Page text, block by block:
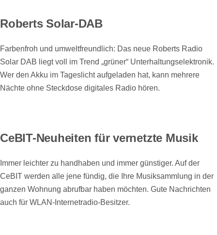
Roberts Solar-DAB
Farbenfroh und umweltfreundlich: Das neue Roberts Radio
Solar DAB liegt voll im Trend „grüner“ Unterhaltungselektronik.
Wer den Akku im Tageslicht aufgeladen hat, kann mehrere
Nächte ohne Steckdose digitales Radio hören.
CeBIT-Neuheiten für vernetzte Musik
Immer leichter zu handhaben und immer günstiger. Auf der
CeBIT werden alle jene fündig, die Ihre Musiksammlung in der
ganzen Wohnung abrufbar haben möchten. Gute Nachrichten
auch für WLAN-Internetradio-Besitzer.